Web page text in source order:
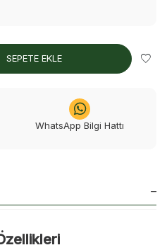
SEPETE EKLE
WhatsApp Bilgi Hattı